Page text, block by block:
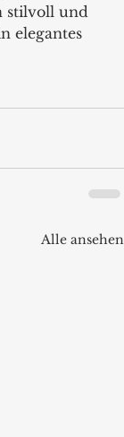
stilvoll und
elegantes
Alle ansehen